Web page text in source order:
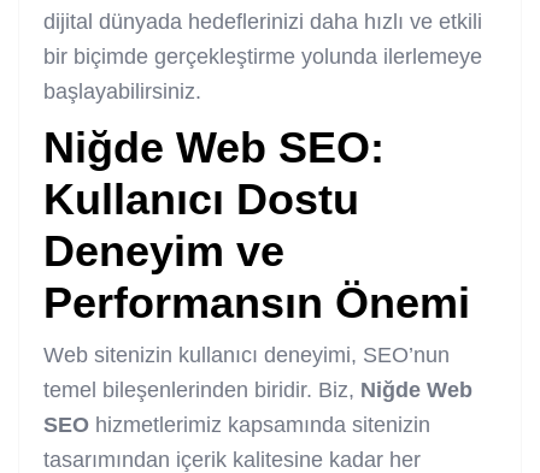
dijital dünyada hedeflerinizi daha hızlı ve etkili
bir biçimde gerçekleştirme yolunda ilerlemeye
başlayabilirsiniz.
Niğde Web SEO:
Kullanıcı Dostu
Deneyim ve
Performansın Önemi
Web sitenizin kullanıcı deneyimi, SEO’nun
temel bileşenlerinden biridir. Biz, Niğde Web
SEO hizmetlerimiz kapsamında sitenizin
tasarımından içerik kalitesine kadar her